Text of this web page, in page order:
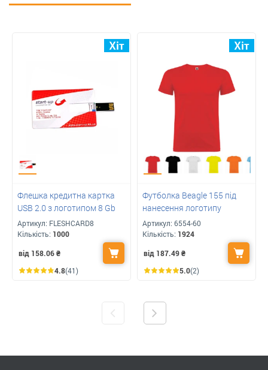
Флешка кредитна картка
USB 2.0 з логотипом 8 Gb
Артикул: FLESHCARD8
Кількість: 1000
від 158.06₴
4.8(41)
Футболка Beagle 155 під
нанесення логотипу
Артикул: 6554-60
Кількість: 1924
від 187.49₴
5.0(2)